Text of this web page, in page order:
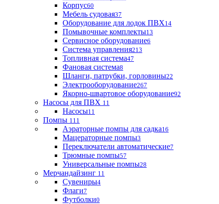
Корпус60
Мебель судовая37
Оборудование для лодок ПВХ14
Помывочные комплекты13
Сервисное оборудование6
Система управления213
Топливная система47
Фановая система8
Шланги, патрубки, горловины22
Электрооборудование267
Якорно-швартовое оборудование92
Насосы для ПВХ 11
Насосы11
Помпы 111
Аэраторные помпы для садка16
Мацераторные помпы3
Переключатели автоматические7
Трюмные помпы57
Универсальные помпы28
Мерчандайзинг 11
Сувениры4
Флаги7
Футболки0